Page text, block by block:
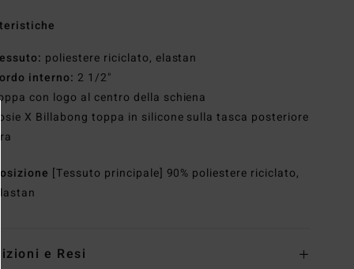
poliestere riciclato, elastan
interno: 2 1/2"
con logo al centro della schiena
Josie X Billabong toppa in silicone sulla tasca posteriore
[Tessuto principale] 90% poliestere riciclato,
e Resi